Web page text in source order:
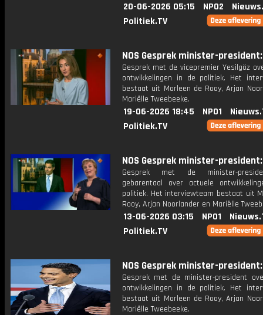
20-06-2026 05:15 NPO2
Politiek.TV
NOS Gesprek minister-
Gesprek met de vicepremier Yesilgöz
ontwikkelingen in de politiek. Het
bestaat uit Marleen de Rooy, Arjan
Mariëlle Tweebeeke.
19-06-2026 18:45 NPO1
Politiek.TV
NOS Gesprek minister-
Gesprek met de minister-
gebarentaal over actuele
politiek. Het interviewteam bestaat uit
Rooy, Arjan Noorlander en Mariëlle
13-06-2026 03:15 NPO1
Politiek.TV
NOS Gesprek minister-
Gesprek met de minister-president
ontwikkelingen in de politiek. Het
bestaat uit Marleen de Rooy, Arjan
Mariëlle Tweebeeke.